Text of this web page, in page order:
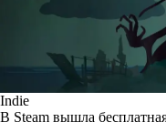
Indie
В Steam вышла